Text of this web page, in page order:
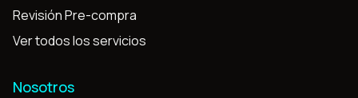
Revisión Pre-compra
Ver todos los servicios
Nosotros